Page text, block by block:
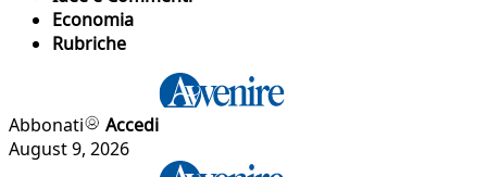
Economia
Rubriche
Abbonati
Accedi
August 9, 2026